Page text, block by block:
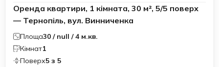
Оренда квартири, 1 кімната, 30 м², 5/5 поверх
— Тернопіль, вул. Винниченка
Площа30 / null / 4 м.кв.
Кімнат1
Поверх5 з 5